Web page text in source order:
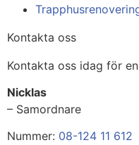
Kontakta oss
Kontakta oss idag för
Nicklas
– Samordnare
Nummer: 08-124 11 612